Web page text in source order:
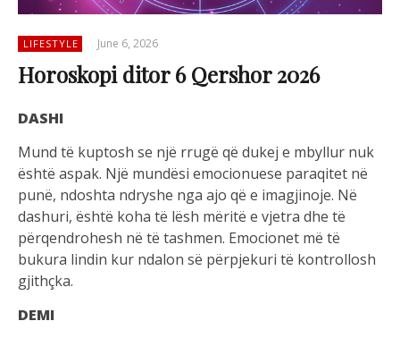
LIFESTYLE June 6, 2026
Horoskopi ditor 6 Qershor 2026
DASHI
Mund të kuptosh se një rrugë që dukej e mbyllur nuk
është aspak. Një mundësi emocionuese paraqitet në
punë, ndoshta ndryshe nga ajo që e imagjinoje. Në
dashuri, është koha të lësh mëritë e vjetra dhe të
përqendrohesh në të tashmen. Emocionet më të
bukura lindin kur ndalon së përpjekuri të kontrollosh
gjithçka.
DEMI